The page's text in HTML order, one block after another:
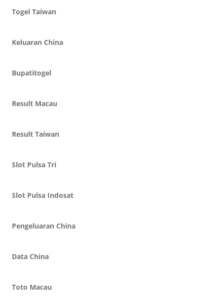
Togel Taiwan
Keluaran China
Bupatitogel
Result Macau
Result Taiwan
Slot Pulsa Tri
Slot Pulsa Indosat
Pengeluaran China
Data China
Toto Macau